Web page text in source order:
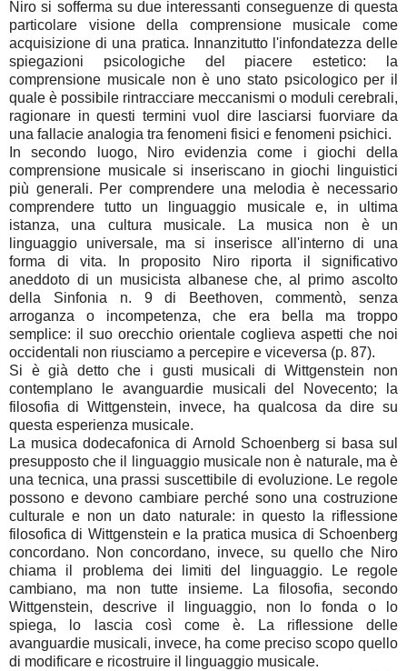
Niro si sofferma su due interessanti conseguenze di questa
particolare visione della comprensione musicale come
acquisizione di una pratica. Innanzitutto l'infondatezza delle
spiegazioni psicologiche del piacere estetico: la
comprensione musicale non è uno stato psicologico per il
quale è possibile rintracciare meccanismi o moduli cerebrali,
ragionare in questi termini vuol dire lasciarsi fuorviare da
una fallacie analogia tra fenomeni fisici e fenomeni psichici.
In secondo luogo, Niro evidenzia come i giochi della
comprensione musicale si inseriscano in giochi linguistici
più generali. Per comprendere una melodia è necessario
comprendere tutto un linguaggio musicale e, in ultima
istanza, una cultura musicale. La musica non è un
linguaggio universale, ma si inserisce all'interno di una
forma di vita. In proposito Niro riporta il significativo
aneddoto di un musicista albanese che, al primo ascolto
della Sinfonia n. 9 di Beethoven, commentò, senza
arroganza o incompetenza, che era bella ma troppo
semplice: il suo orecchio orientale coglieva aspetti che noi
occidentali non riusciamo a percepire e viceversa (p. 87).
Si è già detto che i gusti musicali di Wittgenstein non
contemplano le avanguardie musicali del Novecento; la
filosofia di Wittgenstein, invece, ha qualcosa da dire su
questa esperienza musicale.
La musica dodecafonica di Arnold Schoenberg si basa sul
presupposto che il linguaggio musicale non è naturale, ma è
una tecnica, una prassi suscettibile di evoluzione. Le regole
possono e devono cambiare perché sono una costruzione
culturale e non un dato naturale: in questo la riflessione
filosofica di Wittgenstein e la pratica musica di Schoenberg
concordano. Non concordano, invece, su quello che Niro
chiama il problema dei limiti del linguaggio. Le regole
cambiano, ma non tutte insieme. La filosofia, secondo
Wittgenstein, descrive il linguaggio, non lo fonda o lo
spiega, lo lascia così come è. La riflessione delle
avanguardie musicali, invece, ha come preciso scopo quello
di modificare e ricostruire il linguaggio musicale.